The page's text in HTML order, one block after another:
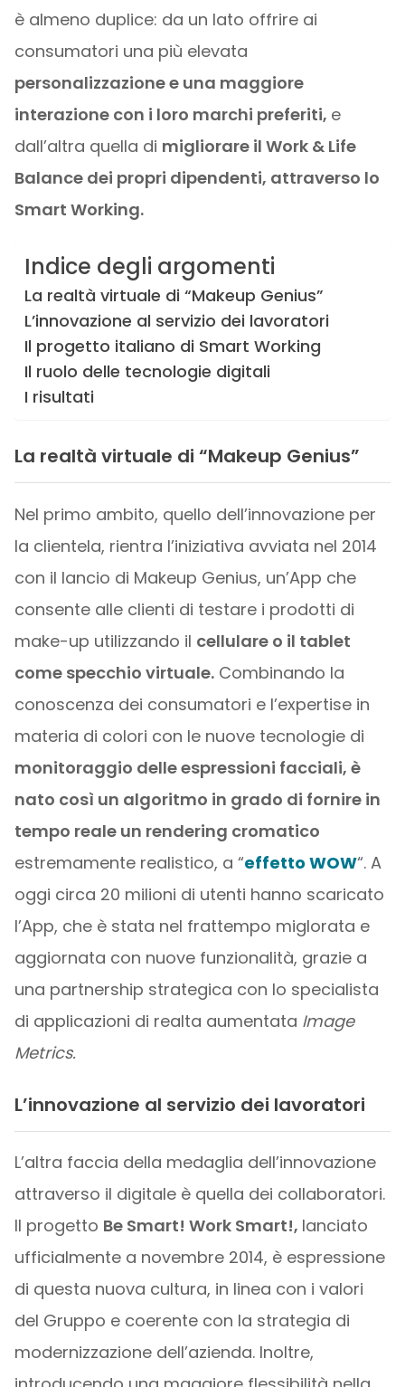
è almeno duplice: da un lato offrire ai
consumatori una più elevata
personalizzazione e una maggiore
interazione con i loro marchi preferiti, e
dall’altra quella di migliorare il Work & Life
Balance dei propri dipendenti, attraverso lo
Smart Working.
Indice degli argomenti
La realtà virtuale di “Makeup Genius”
L’innovazione al servizio dei lavoratori
Il progetto italiano di Smart Working
Il ruolo delle tecnologie digitali
I risultati
La realtà virtuale di “Makeup Genius”
Nel primo ambito, quello dell’innovazione per
la clientela, rientra l’iniziativa avviata nel 2014
con il lancio di Makeup Genius, un’App che
consente alle clienti di testare i prodotti di
make-up utilizzando il cellulare o il tablet
come specchio virtuale.Combinando la
conoscenza dei consumatori e l’expertise in
materia di colori con le nuove tecnologie di
monitoraggio delle espressioni facciali, è
nato così un algoritmo in grado di fornire in
tempo reale un rendering cromatico
estremamente realistico, a “effetto WOW“. A
oggi circa 20 milioni di utenti hanno scaricato
l’App, che è stata nel frattempo miglorata e
aggiornata con nuove funzionalità, grazie a
una partnership strategica con lo specialista
di applicazioni di realta aumentata Image
Metrics.
L’innovazione al servizio dei lavoratori
L’altra faccia della medaglia dell’innovazione
attraverso il digitale è quella dei collaboratori.
Il progetto Be Smart! Work Smart!, lanciato
ufficialmente a novembre 2014, è espressione
di questa nuova cultura, in linea con i valori
del Gruppo e coerente con la strategia di
modernizzazione dell’azienda. Inoltre,